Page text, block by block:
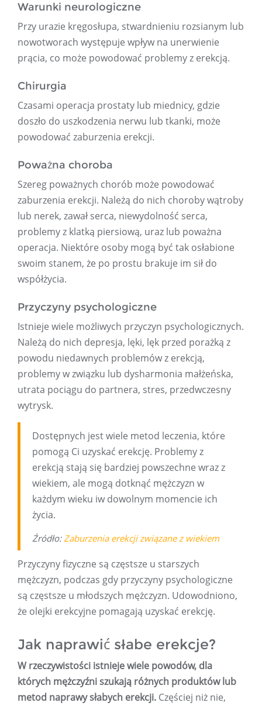
Warunki neurologiczne
Przy urazie kręgosłupa, stwardnieniu rozsianym lub
nowotworach występuje wpływ na unerwienie
prącia, co może powodować problemy z erekcją.
Chirurgia
Czasami operacja prostaty lub miednicy, gdzie
doszło do uszkodzenia nerwu lub tkanki, może
powodować zaburzenia erekcji.
Poważna choroba
Szereg poważnych chorób może powodować
zaburzenia erekcji. Należą do nich choroby wątroby
lub nerek, zawał serca, niewydolność serca,
problemy z klatką piersiową, uraz lub poważna
operacja. Niektóre osoby mogą być tak osłabione
swoim stanem, że po prostu brakuje im sił do
współżycia.
Przyczyny psychologiczne
Istnieje wiele możliwych przyczyn psychologicznych.
Należą do nich depresja, lęki, lęk przed porażką z
powodu niedawnych problemów z erekcją,
problemy w związku lub dysharmonia małżeńska,
utrata pociągu do partnera, stres, przedwczesny
wytrysk.
Dostępnych jest wiele metod leczenia, które
pomogą Ci uzyskać erekcję. Problemy z
erekcją stają się bardziej powszechne wraz z
wiekiem, ale mogą dotknąć mężczyzn w
każdym wieku iw dowolnym momencie ich
życia.
Źródło:Zaburzenia erekcji związane z wiekiem
Przyczyny fizyczne są częstsze u starszych
mężczyzn, podczas gdy przyczyny psychologiczne
są częstsze u młodszych mężczyzn. Udowodniono,
że olejki erekcyjne pomagają uzyskać erekcję.
Jak naprawić słabe erekcje?
W rzeczywistości istnieje wiele powodów, dla
których mężczyźni szukają różnych produktów lub
metod naprawy słabych erekcji. Częściej niż nie,